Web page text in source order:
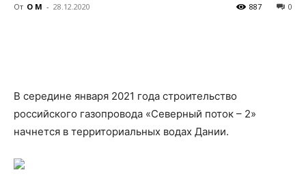
От О М - 28.12.2020 0
887
В середине января 2021 года строительство
российского газопровода «Северный поток – 2»
начнется в территориальных водах Дании.